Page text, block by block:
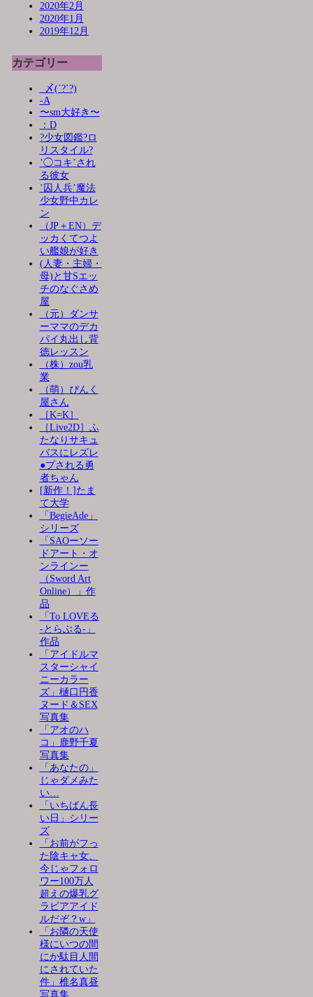
2020年2月
2020年1月
2019年12月
カテゴリー
_〆(´?`?)
-A
〜sm大好き〜
：D
?少女図鑑?ロ
リスタイル?
’◯コキ’され
る彼女
’囚人兵’魔法
少女野中カレ
ン
（JP＋EN）デ
ッカくてつよ
い艦娘が好き
(人妻・主婦・
母)と甘Sエッ
チのなぐさめ
屋
（元）ダンサ
ーママのデカ
パイ丸出し背
徳レッスン
（株）zou乳
業
（萌）ぴんく
屋さん
［K=K］
［Live2D］ふ
たなりサキュ
バスにレズレ
●プされる勇
者ちゃん
[新作！]たま
て大学
「BegieAde」
シリーズ
「SAOーソー
ドアート・オ
ンラインー
（Sword Art
Online）」作
品
「To LOVEる
-とらぶる-」
作品
「アイドルマ
スターシャイ
ニーカラー
ズ」樋口円香
ヌード＆SEX
写真集
「アオのハ
コ」鹿野千夏
写真集
「あなたの」
じゃダメみた
い…
「いちばん長
い日」シリー
ズ
「お前がフっ
た陰キャ女、
今じゃフォロ
ワー100万人
超えの爆乳グ
ラビアアイド
ルだぞ？w」
「お隣の天使
様にいつの間
にか駄目人間
にされていた
件」椎名真昼
写真集